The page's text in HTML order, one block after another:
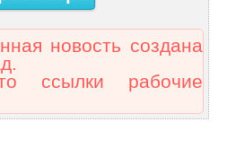
новость создана
ссылки рабочие